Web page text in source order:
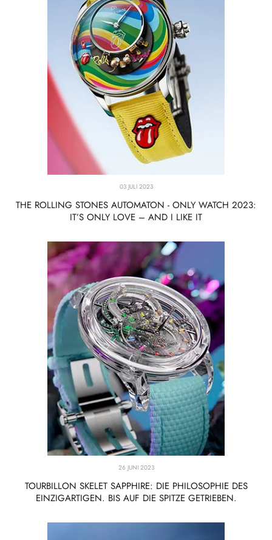
03 JULI 2023
THE ROLLING STONES AUTOMATON - ONLY WATCH 2023:
IT’S ONLY LOVE – AND I LIKE IT
26 JUNI 2023
TOURBILLON SKELET SAPPHIRE: DIE PHILOSOPHIE DES
EINZIGARTIGEN. BIS AUF DIE SPITZE GETRIEBEN.